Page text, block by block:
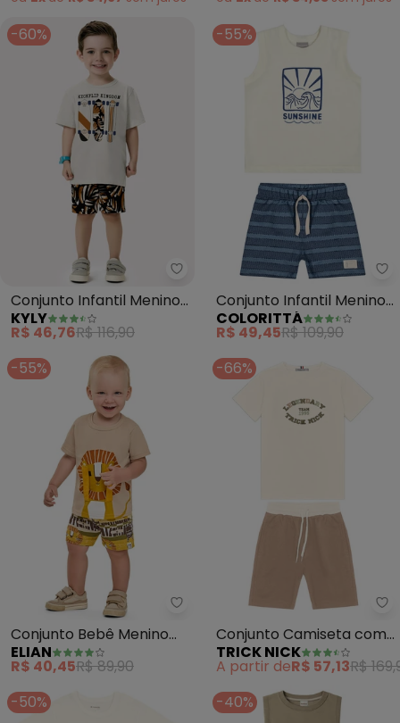
-60%
Kyly - Conjunto Infantil Menino
Conjunto Infantil Menino
Skate (Bege)
KYLY
R$ 46,76R$ 116,90
-55%
Conjunto Infantil Menino
Sunshine Relevo (Bege)
COLORITTÁ
R$ 49,45R$ 109,90
-55%
Elian - Conjunto Bebê Menino
Conjunto Bebê Menino
Interativo Leão (Bege)
ELIAN
R$ 40,45R$ 89,90
-66%
Conjunto Camiseta com
Bermuda (Bege)
TRICK NICK
A partir deR$ 57,13R$
-50%
-40%